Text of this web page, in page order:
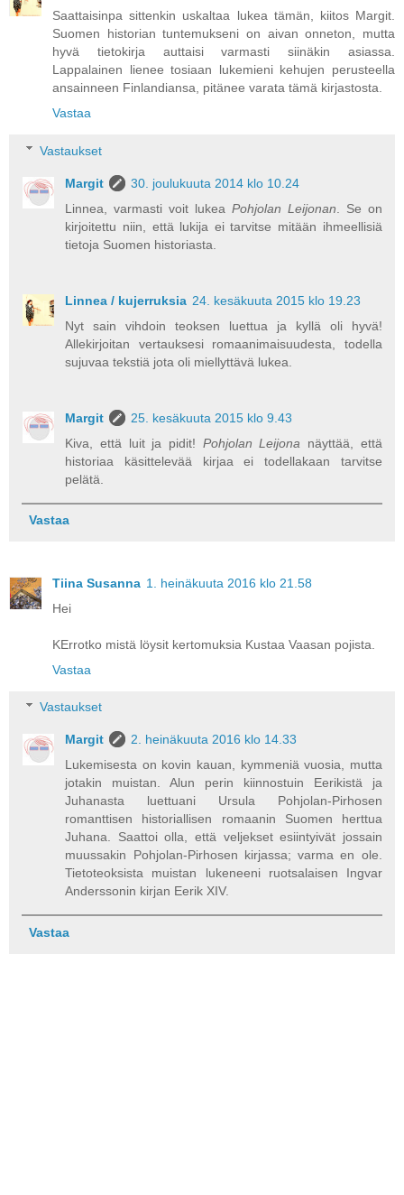
Saattaisinpa sittenkin uskaltaa lukea tämän, kiitos Margit.
Suomen historian tuntemukseni on aivan onneton, mutta
hyvä tietokirja auttaisi varmasti siinäkin asiassa.
Lappalainen lienee tosiaan lukemieni kehujen perusteella
ansainneen Finlandiansa, pitänee varata tämä kirjastosta.
Vastaa
Vastaukset
Margit
30. joulukuuta 2014 klo 10.24
Linnea, varmasti voit lukea Pohjolan Leijonan . Se on
kirjoitettu niin, että lukija ei tarvitse mitään ihmeellisiä
tietoja Suomen historiasta.
Linnea / kujerruksia 24. kesäkuuta 2015 klo 19.23
Nyt sain vihdoin teoksen luettua ja kyllä oli hyvä!
Allekirjoitan vertauksesi romaanimaisuudesta, todella
sujuvaa tekstiä jota oli miellyttävä lukea.
Margit
25. kesäkuuta 2015 klo 9.43
Kiva, että luit ja pidit! Pohjolan Leijona näyttää, että
historiaa käsittelevää kirjaa ei todellakaan tarvitse
pelätä.
Vastaa
Tiina Susanna 1. heinäkuuta 2016 klo 21.58
Hei
KErrotko mistä löysit kertomuksia Kustaa Vaasan pojista.
Vastaa
Vastaukset
Margit
2. heinäkuuta 2016 klo 14.33
Lukemisesta on kovin kauan, kymmeniä vuosia, mutta
jotakin muistan. Alun perin kiinnostuin Eerikistä ja
Juhanasta luettuani Ursula Pohjolan-Pirhosen
romanttisen historiallisen romaanin Suomen herttua
Juhana. Saattoi olla, että veljekset esiintyivät jossain
muussakin Pohjolan-Pirhosen kirjassa; varma en ole.
Tietoteoksista muistan lukeneeni ruotsalaisen Ingvar
Anderssonin kirjan Eerik XIV.
Vastaa